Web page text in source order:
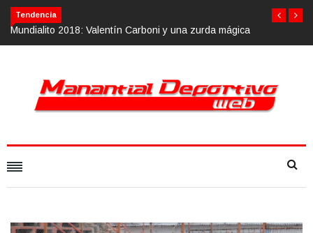
Tendencia
Carboni y una zurda mágicaCalvario Race 2018, 10 de